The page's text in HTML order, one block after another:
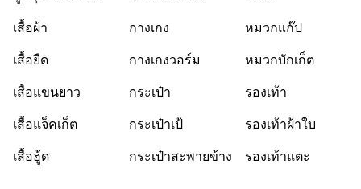
World Cup 26™
เสื้อผ้า
เสื้อยืด
เสื้อแขนยาว
เสื้อแจ็คเก็ต
เสื้อฮู้ด
กางเกง
กางเกงวอร์ม
กระเป๋า
กระเป๋าเป้
กระเป๋าสะพายข้าง
หมวกแก๊ป
หมวกบักเก็ต
รองเท้า
รองเท้าผ้าใบ
รองเท้าแตะ